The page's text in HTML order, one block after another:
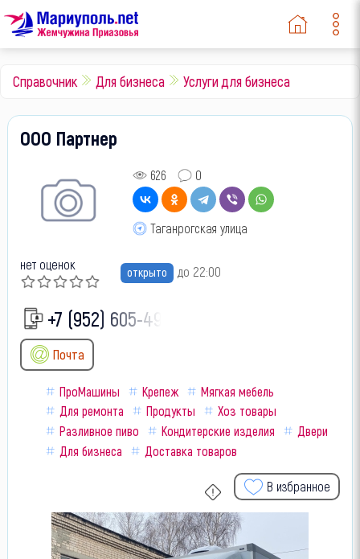
Справочник Для бизнеса Услуги для бизнеса
ООО Партнер
626 0
Таганрогская улица
нет оценок открыто до 22:00
+7 (952) 605-49-
Почта
ПроМашины Крепеж
Мягкая мебель
Для ремонта
Продукты
Хоз товары
Разливное пиво
Кондитерские изделия
Двери
Для бизнеса
Доставка товаров
В избранное